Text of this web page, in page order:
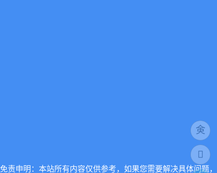
免责申明：本站所有内容仅供参考，如果您需要解决具体问题，